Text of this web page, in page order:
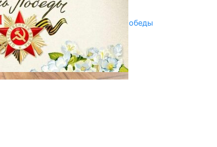
29.04.2025
Награды в преддверии Дня Победы
29.04.2025